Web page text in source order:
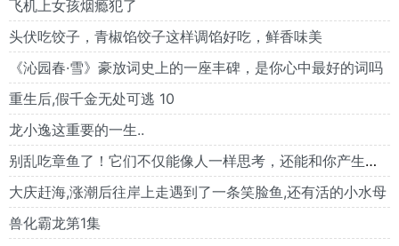
飞机上女孩烟瘾犯了
头伏吃饺子，青椒馅饺子这样调馅好吃，鲜香味美
《沁园春·雪》豪放词史上的一座丰碑，是你心中最好的词吗
重生后,假千金无处可逃 10
龙小逸这重要的一生..
别乱吃章鱼了！它们不仅能像人一样思考，还能和你产生情感……
大庆赶海,涨潮后往岸上走遇到了一条笑脸鱼,还有活的小水母
兽化霸龙第1集